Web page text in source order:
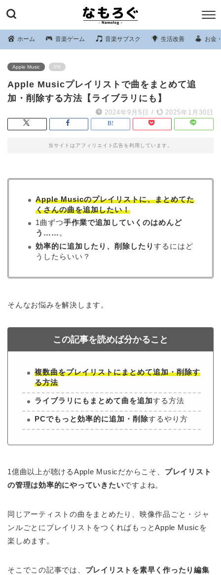
ホーム 音楽ゲーム 音楽サブスク 生活改善 お金
Apple Music PR
Apple Musicプレイリストで曲をまとめて追
加・削除する方法【ライブラリにも】
2024年9月5日 / 2025年1月30日
当サイトはアフィリエイト広告を利用しています。
Apple Musicのプレイリストに、まとめてた
くさんの曲を追加したい！
1曲ずつ手作業で追加していくのはめんど
う…… 。
効率的に追加したり、削除したり するにはど
うしたらいい？
そんなお悩みを解決します。
この記事を読めば分かること
複数曲をプレイリストにまとめて追加・削除す
る方法
ライブラリにもまとめて曲を追加する方法
PCでもっと効率的に追加・削除するやり方
1億曲以上が聴けるApple Musicだからこそ、 プレイリスト
の管理は効率的にやっていきたいですよね。
同じアーティストの曲をまとめたり、映像作品ごと・ジャ
ンルごとにプレイリストをつくればもっとApple Musicを
楽しめます。
そこでこの記事では、 プレイリストを素早く作ったり編集